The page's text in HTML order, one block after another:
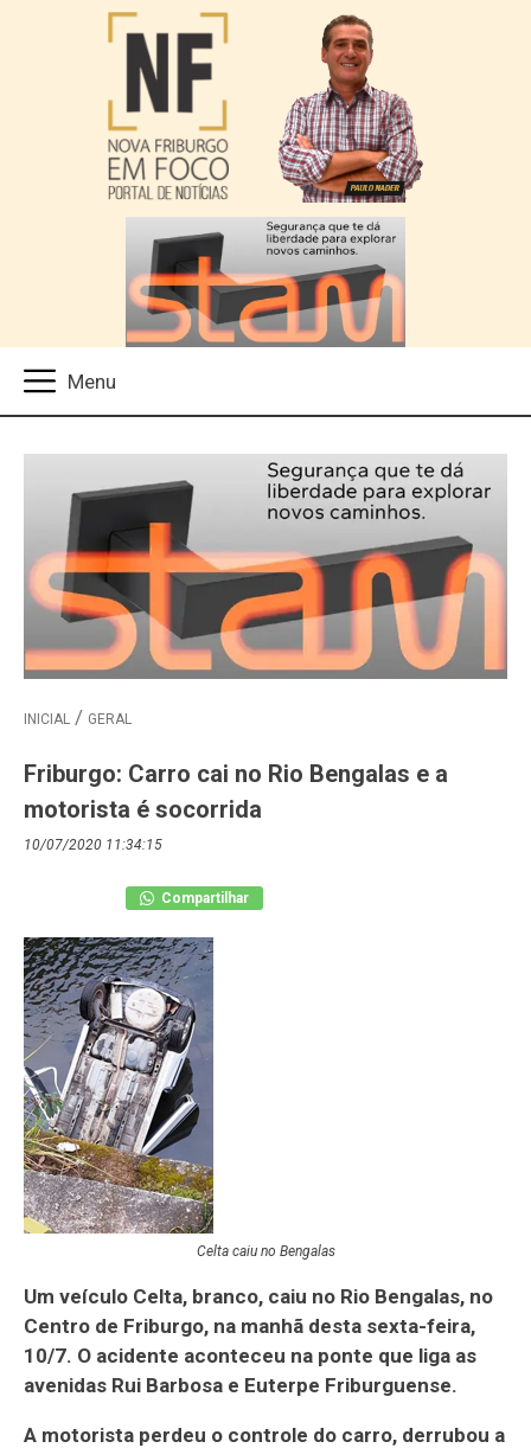
INICIAL GERAL
Friburgo: Carro cai no Rio Bengalas e a
motorista é socorrida
10/07/2020 11:34:15
Compartilhar
Celta caiu no Bengalas
Um veículo Celta, branco, caiu no Rio Bengalas, no
Centro de Friburgo, na manhã desta sexta-feira,
10/7. O acidente aconteceu na ponte que liga as
avenidas Rui Barbosa e Euterpe Friburguense.
A motorista perdeu o controle do carro, derrubou a